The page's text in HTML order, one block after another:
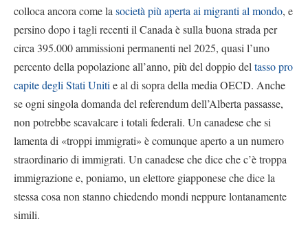
colloca ancora come la società più aperta ai migranti al mondo, e
persino dopo i tagli recenti il Canada è sulla buona strada per
circa 395.000 ammissioni permanenti nel 2025, quasi l’uno
percento della popolazione all’anno, più del doppio del tasso pro
capite degli Stati Uniti e al di sopra della media OECD. Anche
se ogni singola domanda del referendum dell’Alberta passasse,
non potrebbe scavalcare i totali federali. Un canadese che si
lamenta di «troppi immigrati» è comunque aperto a un numero
straordinario di immigrati. Un canadese che dice che c’è troppa
immigrazione e, poniamo, un elettore giapponese che dice la
stessa cosa non stanno chiedendo mondi neppure lontanamente
simili.